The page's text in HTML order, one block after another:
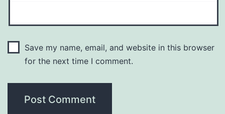
Save my name, email, and website in this browser
for the next time I comment.